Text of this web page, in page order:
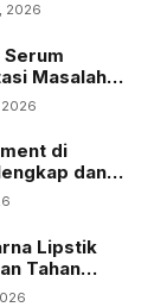
2026
Masalah
2026
di
dan
Lipstik
Tahan